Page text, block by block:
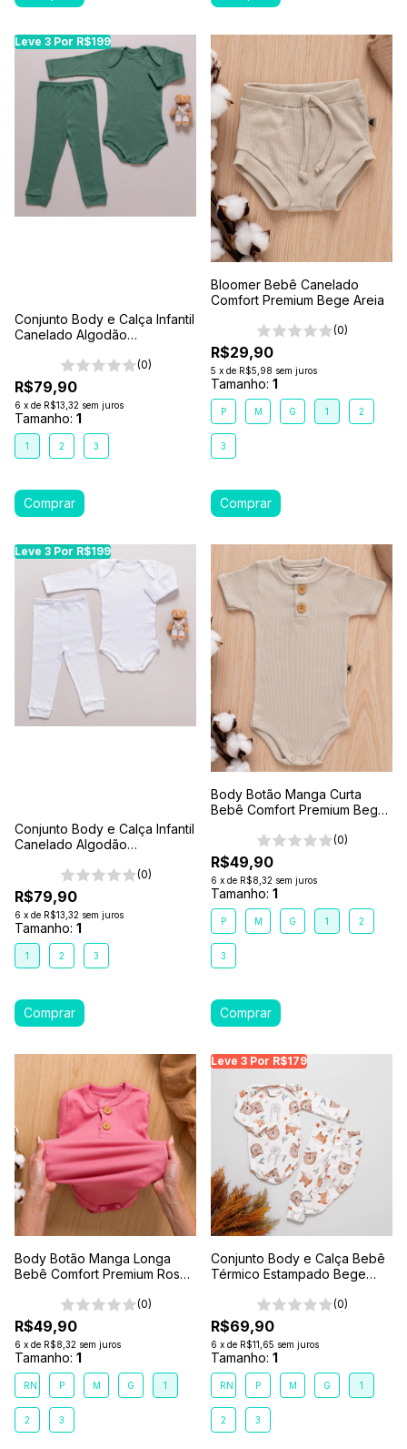
Leve 3 Por R$199
Conjunto Body e Calça Infantil
Canelado Algodão
Floresta
(0)
R$79,90
6 x de R$13,32 sem juros
Tamanho: 1
1 2 3
Bloomer Bebê Canelado
Comfort Premium Bege Areia
(0)
R$29,90
5 x de R$5,98 sem juros
Tamanho: 1
P M G 1 2
3
Leve 3 Por R$199
Conjunto Body e Calça Infantil
Canelado Algodão
(0)
R$79,90
6 x de R$13,32 sem juros
Tamanho: 1
1 2 3
Body Botão Manga Curta
Bebê Comfort Premium Bege
(0)
R$49,90
6 x de R$8,32 sem juros
Tamanho: 1
P M G 1 2
3
Body Botão Manga Longa
Bebê Comfort Premium Rosa
(0)
R$49,90
6 x de R$8,32 sem juros
Tamanho: 1
RN P M G 1
2 3
Leve 3 Por R$179
Conjunto Body e Calça Bebê
Térmico Estampado Bege
(0)
R$69,90
6 x de R$11,65 sem juros
Tamanho: 1
RN P M G 1
2 3